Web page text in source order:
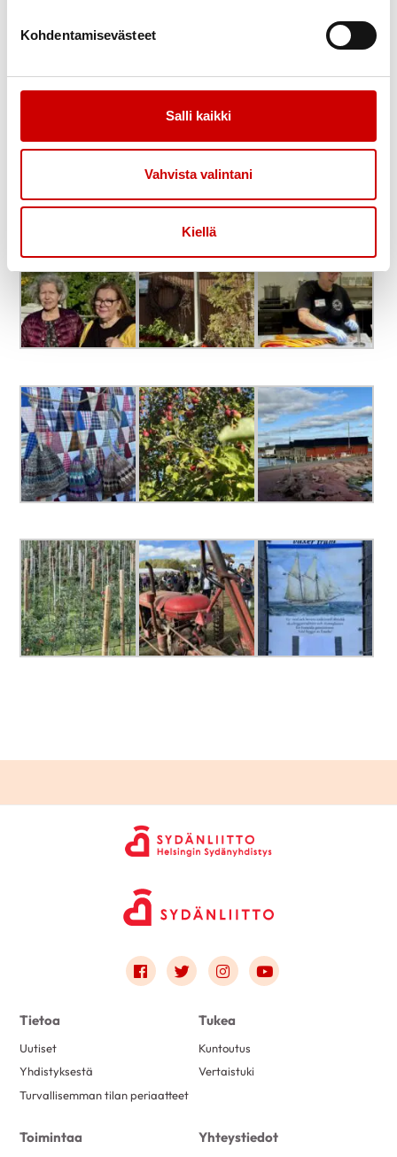
Kohdentamisevästeet
Salli kaikki
Vahvista valintani
Kiellä
Link to facebook
Link to twitter
Link to instagram
Link to youtube
Tietoa
Uutiset
Yhdistyksestä
Turvallisemman tilan periaatteet
Tukea
Kuntoutus
Vertaistuki
Toimintaa Yhteystiedot